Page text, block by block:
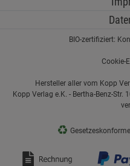
BIO-zertifiziert:
Cookie-
Hersteller aller vom Kopp
Kopp Verlag e.K. - Bertha-Benz-
♻